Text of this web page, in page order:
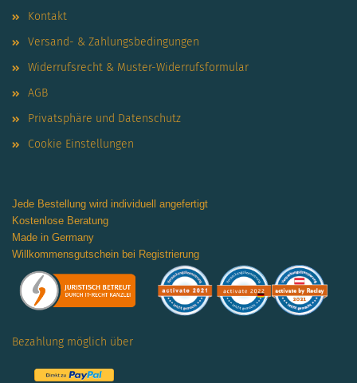
Kontakt
Versand- & Zahlungsbedingungen
Widerrufsrecht & Muster-Widerrufsformular
AGB
Privatsphäre und Datenschutz
Cookie Einstellungen
Jede Bestellung wird individuell angefertigt
Kostenlose Beratung
Made in Germany
Willkommensgutschein bei Registrierung
Bezahlung möglich über